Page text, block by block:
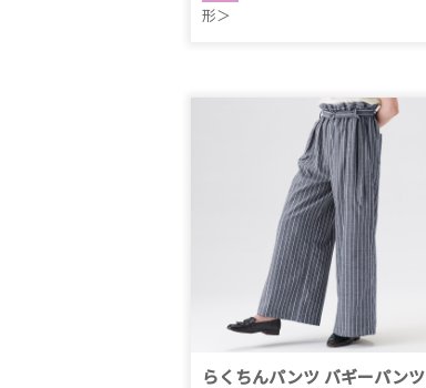
形＞
らくちんパンツ バギーパンツ